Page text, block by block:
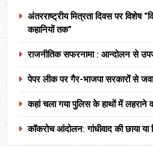
अंतरराष्ट्रीय मित्रता दिवस पर विशेष
कहानियों तक”
राजनीतिक सफरनामा : आन्दोलन से
पेपर लीक पर गैर-भाजपा सरकारों से
कहां चला गया पुलिस के हाथों में लहराने
कॉकरोच आंदोलन: गांधीवाद की छाया